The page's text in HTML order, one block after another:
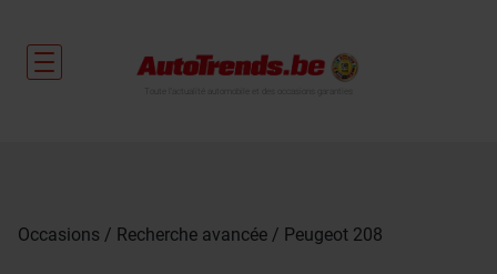
Occasions Recherche avancée Peugeot 208